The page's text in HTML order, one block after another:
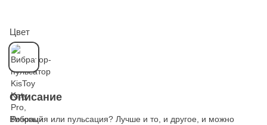
Цвет
Описание
Вибрация или пульсация? Лучше и то, и другое, и можно